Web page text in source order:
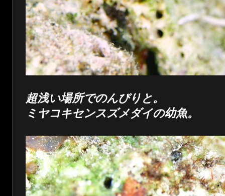
超浅い場所でのんびりと。
ミヤコキセンスズメダイの幼魚。